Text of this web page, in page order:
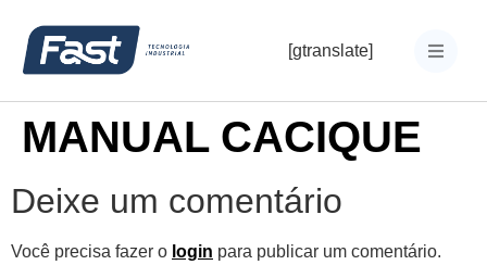
[gtranslate]
MANUAL CACIQUE
Deixe um comentário
Você precisa fazer o login para publicar um comentário.